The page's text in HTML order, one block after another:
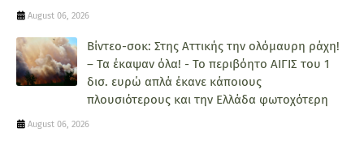
August 06, 2026
Βίντεο-σοκ: Στης Αττικής την ολόμαυρη ράχη!
– Τα έκαψαν όλα! - Το περιβόητο ΑΙΓΙΣ του 1
δισ. ευρώ απλά έκανε κάποιους
πλουσιότερους και την Ελλάδα φωτοχότερη
August 06, 2026